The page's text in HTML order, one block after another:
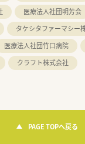
医療法人社団明芳会
タケシタファーマシー
医療法人社団竹口病院
クラフト株式会社
PAGE TOPへ戻る